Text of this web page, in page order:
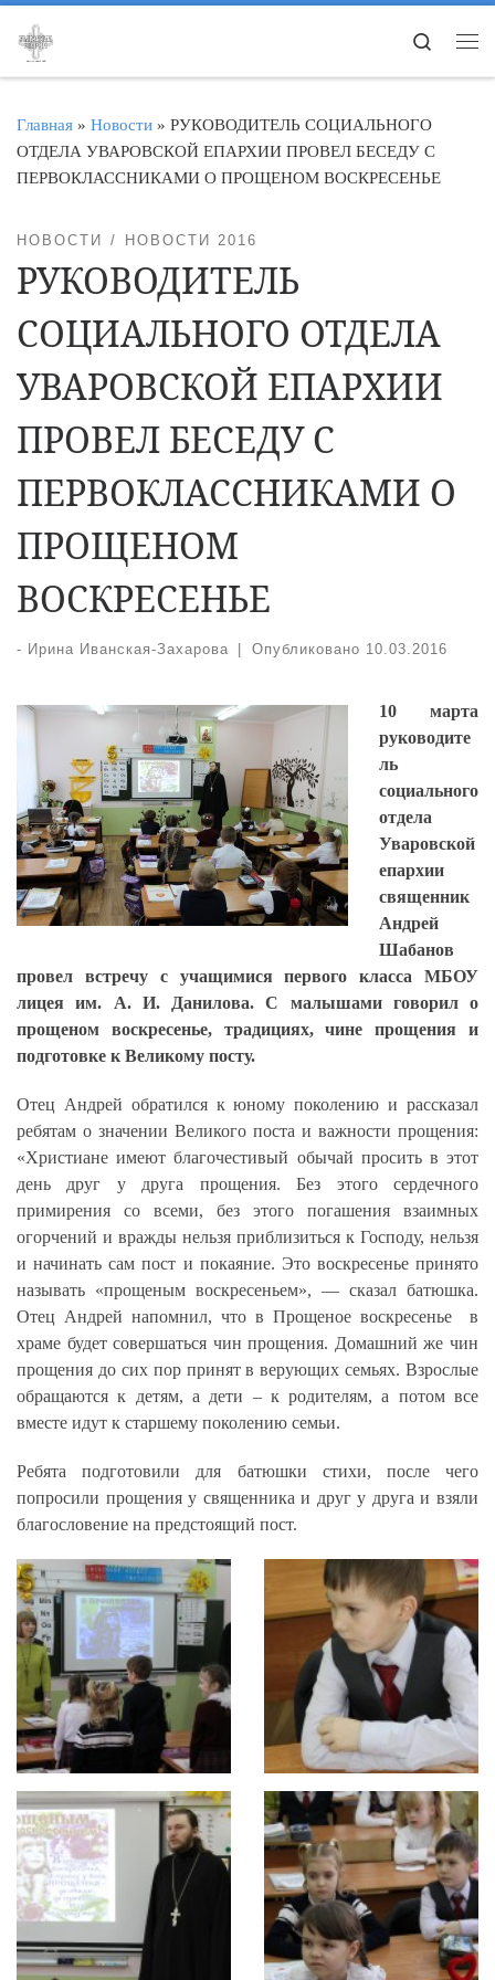
Перейти к содержимому
Search
Главная » Новости » РУКОВОДИТЕЛЬ СОЦИАЛЬНОГО
ОТДЕЛА УВАРОВСКОЙ ЕПАРХИИ ПРОВЕЛ БЕСЕДУ С
ПЕРВОКЛАССНИКАМИ О ПРОЩЕНОМ ВОСКРЕСЕНЬЕ
НОВОСТИ НОВОСТИ 2016
РУКОВОДИТЕЛЬ
СОЦИАЛЬНОГО ОТДЕЛА
УВАРОВСКОЙ ЕПАРХИИ
ПРОВЕЛ БЕСЕДУ С
ПЕРВОКЛАССНИКАМИ О
ПРОЩЕНОМ
ВОСКРЕСЕНЬЕ
- Ирина Иванская-Захарова Опубликовано 10.03.2016
10 марта
руководите
ль
социального
отдела
Уваровской
епархии
священник
Андрей
Шабанов
провел встречу с учащимися первого класса МБОУ
лицея им. А. И. Данилова. С малышами говорил о
прощеном воскресенье, традициях, чине прощения и
подготовке к Великому посту.
Отец Андрей обратился к юному поколению и рассказал
ребятам о значении Великого поста и важности прощения:
«Христиане имеют благочестивый обычай просить в этот
день друг у друга прощения. Без этого сердечного
примирения со всеми, без этого погашения взаимных
огорчений и вражды нельзя приблизиться к Господу, нельзя
и начинать сам пост и покаяние. Это воскресенье принято
называть «прощеным воскресеньем», — сказал батюшка.
Отец Андрей напомнил, что в Прощеное воскресенье в
храме будет совершаться чин прощения. Домашний же чин
прощения до сих пор принят в верующих семьях. Взрослые
обращаются к детям, а дети – к родителям, а потом все
вместе идут к старшему поколению семьи.
Ребята подготовили для батюшки стихи, после чего
попросили прощения у священника и друг у друга и взяли
благословение на предстоящий пост.